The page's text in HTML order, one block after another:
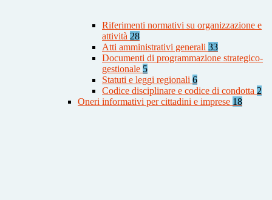
Riferimenti normativi su organizzazione e
attività 28
Atti amministrativi generali 33
Documenti di programmazione strategico-
gestionale 5
Statuti e leggi regionali 6
Codice disciplinare e codice di condotta 2
Oneri informativi per cittadini e imprese 18